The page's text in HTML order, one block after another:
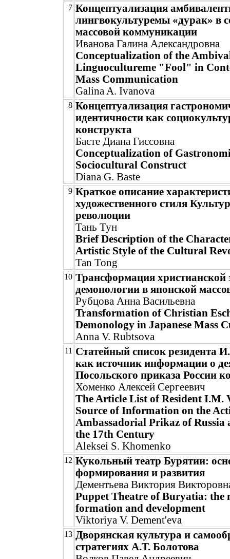
7 Концептуализация
лингвокультуремы «дурак» в
массовой коммуникации
Иванова Галина Александровна
Conceptualization of the
Linguocultureme "Fool" in
Mass Communication
Galina A. Ivanova
8 Концептуализация
идентичности как
конструкта
Басте Диана Гиссовна
Conceptualization of
Sociocultural Construct
Diana G. Baste
9 Краткое описание
художественного стиля
революции
Тань Тун
Brief Description of the
Artistic Style of the Cultural
Tan Tong
10 Трансформация христианской
демонологии в японской
Рубцова Анна Васильевна
Transformation of Christian
Demonology in Japanese Mass
Anna V. Rubtsova
11 Статейный список резидента
как источник информации о
Посольского приказа России
Хоменко Алексей Сергеевич
The Article List of Resident I.M.
Source of Information on the
Ambassadorial Prikaz of Russia
the 17th Century
Aleksei S. Khomenko
12 Кукольный театр Бурятии:
формирования и развития
Дементьева Виктория
Puppet Theatre of Buryatia: the
formation and development
Viktoriya V. Dement'eva
13 Дворянская культура и
стратегиях А.Т. Болотова